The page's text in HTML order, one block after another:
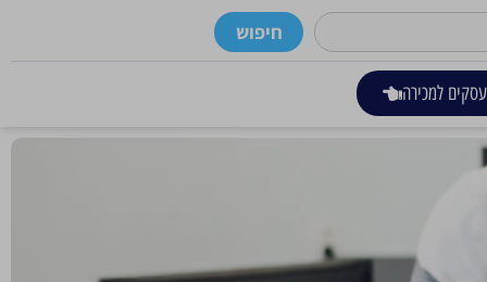
חיפוש
עסקים למכירה